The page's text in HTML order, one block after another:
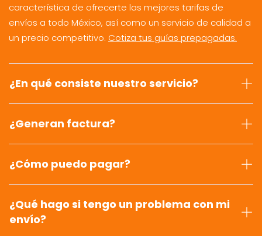
característica de ofrecerte las mejores tarifas de
envíos a todo México, así como un servicio de calidad a
un precio competitivo. Cotiza tus guías prepagadas.
¿En qué consiste nuestro servicio?
¿Generan factura?
¿Cómo puedo pagar?
¿Qué hago si tengo un problema con mi
envío?